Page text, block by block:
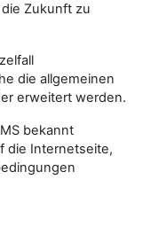
Zukunft zu
die allgemeinen
erweitert werden.
bekannt
die Internetseite,